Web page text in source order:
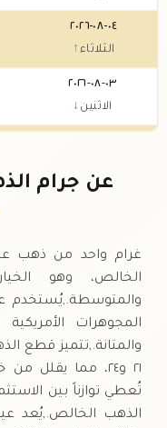
٠٤-٠٨-٢٠٢٦
الثلاثاء ↑
٠٣-٠٨-٢٠٢٦
الاثنين ↓
عن جرام الذهب
الخالص، وهو
المجوهرات